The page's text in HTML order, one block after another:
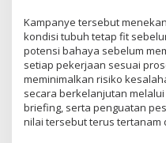
Kampanye tersebut
kondisi tubuh tetap fit
potensi bahaya sebelum
setiap pekerjaan sesuai
meminimalkan risiko
secara berkelanjutan
briefing, serta penguatan
nilai tersebut terus tertanam